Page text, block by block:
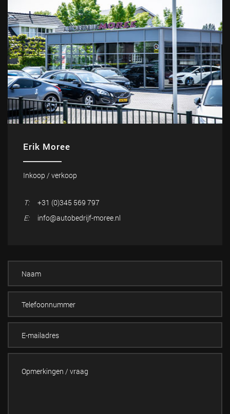
Erik Moree
Inkoop / verkoop
T:
+31 (0)345 569 797
E:
info@autobedrijf-moree.nl